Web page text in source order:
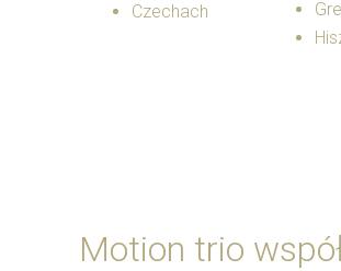
Czechach
Motion trio